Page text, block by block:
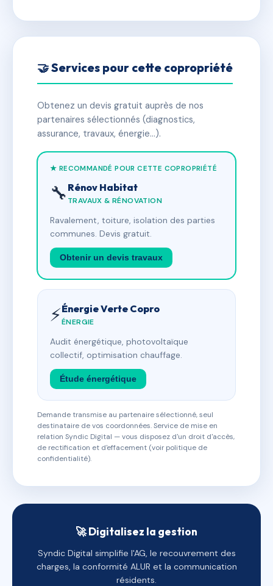
🤝 Services pour cette copropriété
Obtenez un devis gratuit auprès de nos
partenaires sélectionnés (diagnostics,
assurance, travaux, énergie…).
★ RECOMMANDÉ POUR CETTE COPROPRIÉTÉ
🔧 Rénov Habitat
TRAVAUX & RÉNOVATION
Ravalement, toiture, isolation des parties
communes. Devis gratuit.
Obtenir un devis travaux
⚡Énergie Verte Copro
ÉNERGIE
Audit énergétique, photovoltaïque
collectif, optimisation chauffage.
Étude énergétique
Demande transmise au partenaire sélectionné, seul
destinataire de vos coordonnées. Service de mise en
relation Syndic Digital — vous disposez d'un droit d'accès,
de rectification et d'effacement (voir politique de
confidentialité).
🚀 Digitalisez la gestion
Syndic Digital simplifie l'AG, le recouvrement des
charges, la conformité ALUR et la communication
résidents.